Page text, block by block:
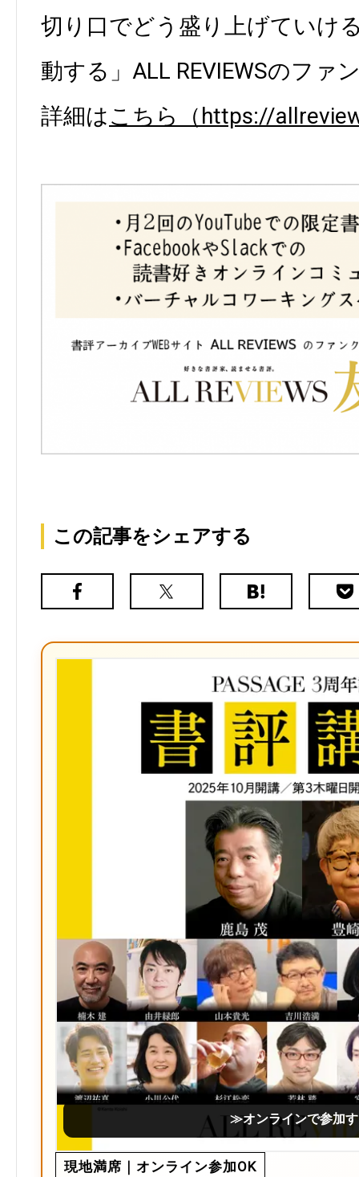
切り口でどう盛り上げていけ
動する」ALL REVIEWSのファ
詳細はこちら（https://
この記事をシェアする
Facebook
X（旧
は
ク
マ
ー
ク
≫オンラインで参加
現地満席｜オンライン参加OK